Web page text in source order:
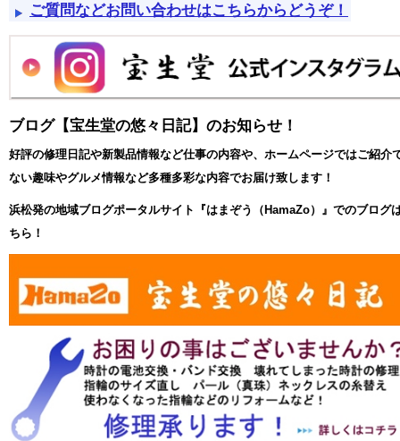
ご質問などお問い合わせはこちらからどうぞ！
ブログ【宝生堂の悠々日記】のお知らせ！
好評の修理日記や新製品情報など仕事の内容や、ホームページではご紹介
ない趣味やグルメ情報など多種多彩な内容でお届け致します！
浜松発の地域ブログポータルサイト『はまぞう（HamaZo）』でのブログ
ちら！